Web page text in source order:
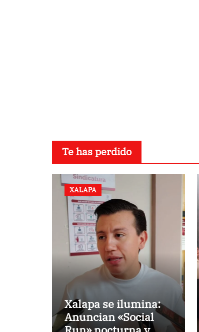
Te has perdido
XALAPA
Xalapa se ilumina:
Anuncian «Social